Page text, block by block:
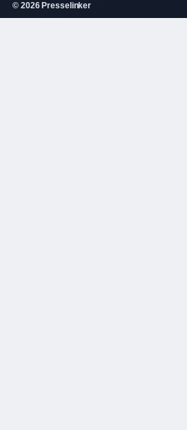
© 2026 Presselinker